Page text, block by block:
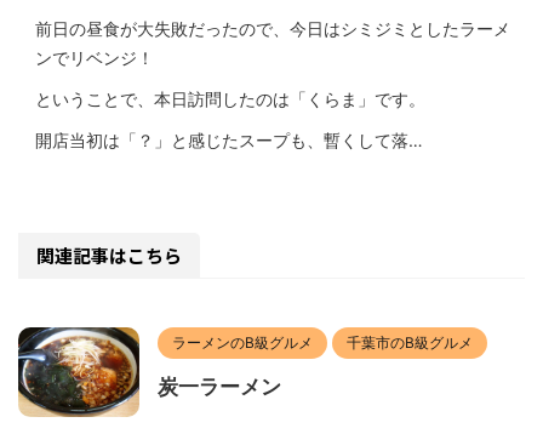
前日の昼食が大失敗だったので、今日はシミジミとしたラーメ
ンでリベンジ！
ということで、本日訪問したのは「くらま」です。
開店当初は「？」と感じたスープも、暫くして落…
関連記事はこちら
ラーメンのB級グルメ 千葉市のB級グルメ
炭一ラーメン